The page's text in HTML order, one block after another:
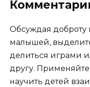
Обсуждая доброту
малышей,
делиться играми
другу.
научить детей